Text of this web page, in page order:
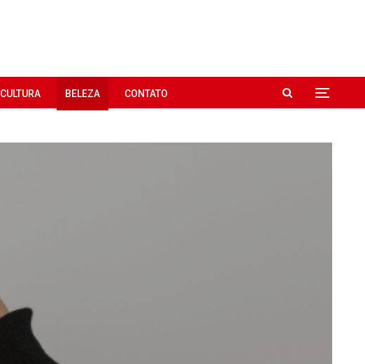
CULTURA BELEZA CONTATO